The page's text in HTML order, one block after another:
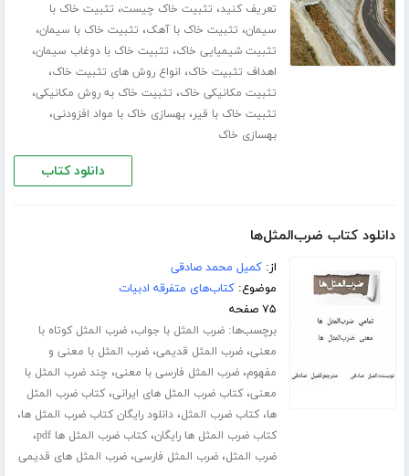
تعریف کنید، تثبیت خاک چیست، تثبیت خاک با
سیمان، تثبیت خاک با آهک، تثبیت خاک با سیمان،
تثبیت شیمیایی خاک، تثبیت خاک با دوغاب سیمان،
اهداف تثبیت خاک، انواع روش های تثبیت خاک،
تثبیت مکانیکی خاک، تثبیت خاک به روش مکانیکی،
تثبیت خاک با قیر،بهسازی خاک با مواد افزودنی،
بهسازی خاک
دانلود کتاب
دانلود کتاب ضرب‌المثل‌ها
از:کمیل محمد صادقی
موضوع:کتاب‌های متفرقه ادبیات
۷۵ صفحه
برچسب‌ها:ضرب المثل با جواب،ضرب المثل کوتاه با
معنی،ضرب المثل قدیمی،ضرب المثل با معنی و
مفهوم،ضرب المثل فارسی با معنی، چند ضرب المثل با
معنی،کتاب ضرب المثل های ایرانی،کتاب ضرب المثل
ها،کتاب ضرب المثل،دانلود رایگان کتاب ضرب المثل ها،
کتاب ضرب المثل ها رایگان،کتاب ضرب المثل ها pdf ،
ضرب المثل،ضرب المثل فارسی،ضرب المثل های قدیمی